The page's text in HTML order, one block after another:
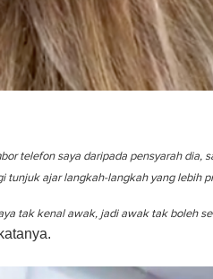
telefon saya daripada pensyarah dia,
tunjuk ajar langkah-langkah yang lebih
tak kenal awak, jadi awak tak boleh